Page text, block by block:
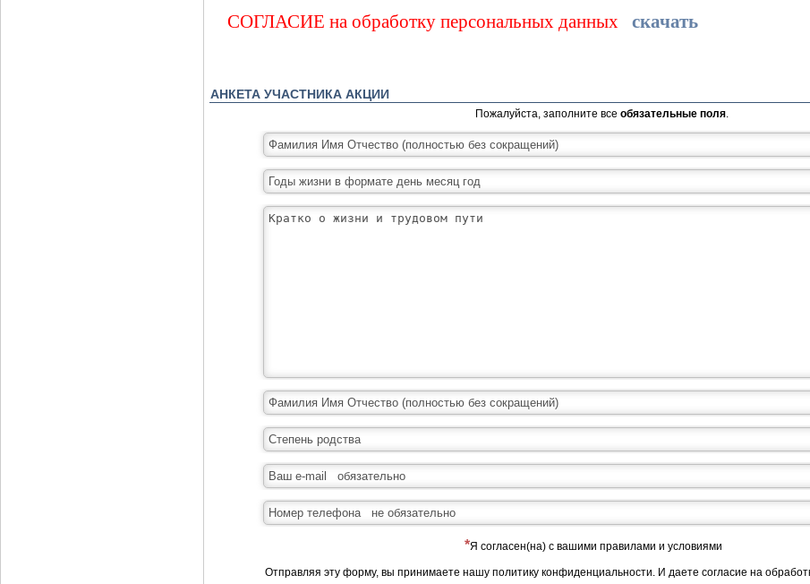
СОГЛАСИЕ на обработку персональных данных скачать
­АНКЕТА УЧАСТНИКА АКЦИИ
Пожалуйста, заполните все обязательные поля.
Я согласен(на) с вашими правилами и условиями
Отправляя эту форму, вы принимаете нашу политику конфиденциальности. И даете согласие на